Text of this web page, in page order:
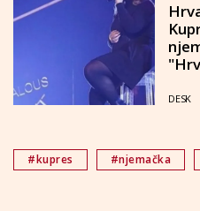
DESK
#kupres #njemačka